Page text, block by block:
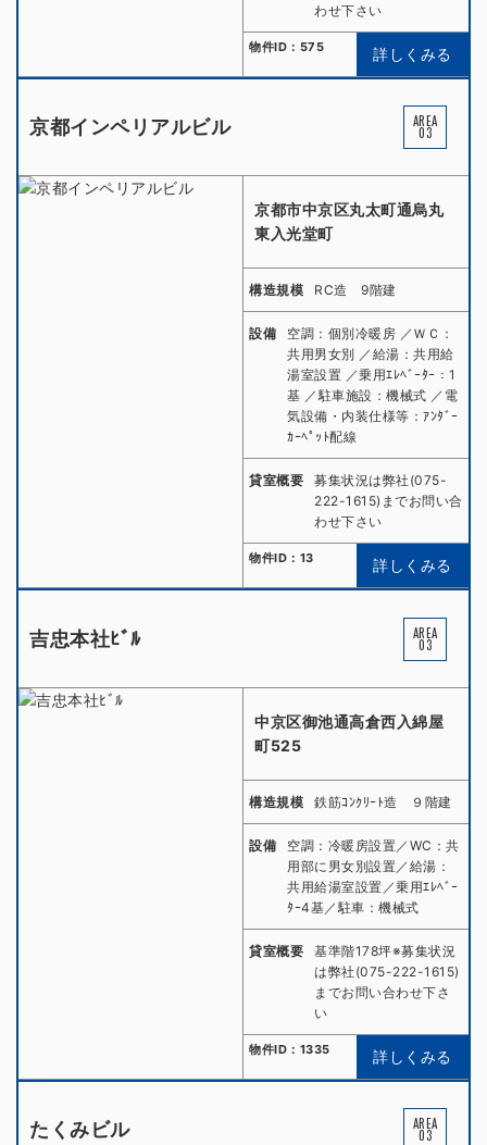
わせ下さい
物件ID：575 詳しくみる
京都インペリアルビル AREA
03
京都市中京区丸太町通烏丸
東入光堂町
構造規模 RC造 9階建
設備
空調：個別冷暖房 ／ＷＣ：
共用男女別 ／給湯：共用給
湯室設置 ／乗用ｴﾚﾍﾞｰﾀｰ：1
基 ／駐車施設：機械式 ／電
気設備・内装仕様等：ｱﾝﾀﾞｰ
ｶｰﾍﾟｯﾄ配線
貸室概要
募集状況は弊社(075-
222-1615)までお問い合
わせ下さい
物件ID：13 詳しくみる
吉忠本社ﾋﾞﾙ AREA
03
中京区御池通高倉西入綿屋
町525
構造規模 鉄筋ｺﾝｸﾘｰﾄ造 ９階建
設備
空調：冷暖房設置／WC：共
用部に男女別設置／給湯：
共用給湯室設置／乗用ｴﾚﾍﾞｰ
ﾀｰ4基／駐車：機械式
貸室概要
基準階178坪※募集状況
は弊社(075-222-1615)
までお問い合わせ下さ
い
物件ID：1335 詳しくみる
たくみビル AREA
03